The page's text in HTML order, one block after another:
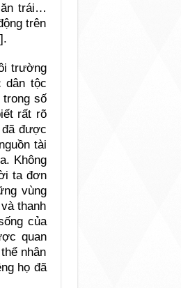
ăn trái…
trên
trường
dân tộc
trong số
rất rõ
đã được
tài
Không
ta đơn
vùng
thanh
của
quan
nhân
họ đã